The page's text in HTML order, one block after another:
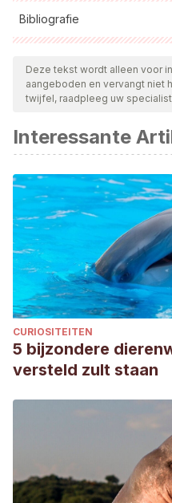
Bibliografie
Alle aangehaalde bronnen
ons team om hun kwaliteit,
geldigheid te waarborgen.
Hess, L.; Axelson, R.
in Rabbits. Recuperado
your-pet/rabbits-problems
Oglesbee, B. L. (2011).
Consult: Small Mammal.
Rabbits
. Recuperado de
https://
Deze tekst wordt alleen voor
aangeboden en vervangt niet
twijfel, raadpleeg uw
Interessante
CURIOSITEITEN
5 bijzondere
versteld zult staan